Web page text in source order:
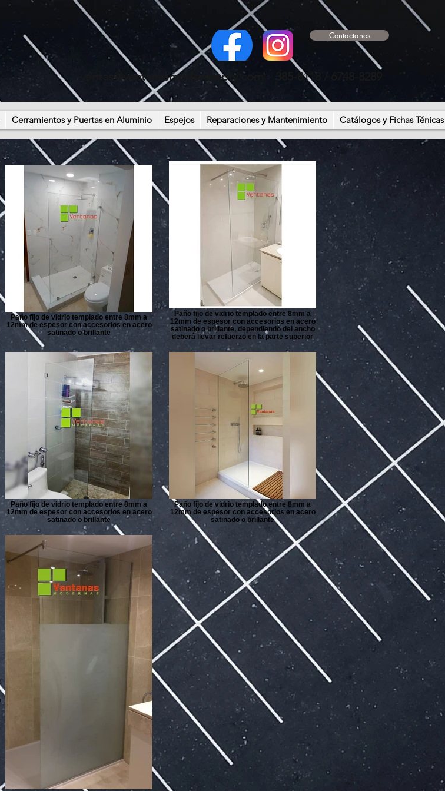
Contactanos
ventas@ventanasmodernaspty.com 385-8118 / 6748-8289
Cerramientos y Puertas en Aluminio Espejos Reparaciones y Mantenimiento Catálogos y Fichas Ténicas
Paño fijo de vidrio templado entre 8mm a
12mm de espesor con accesorios en acero
satinado o brillante
Paño fijo de vidrio templado entre 8mm a
12mm de espesor con accesorios en acero
satinado o brillante, dependiendo del ancho
deberá llevar refuerzo en la parte superior
Paño fijo de vidrio templado entre 8mm a
12mm de espesor con accesorios en acero
satinado o brillante
Paño fijo de vidrio templado entre 8mm a
12mm de espesor con accesorios en acero
satinado o brillante